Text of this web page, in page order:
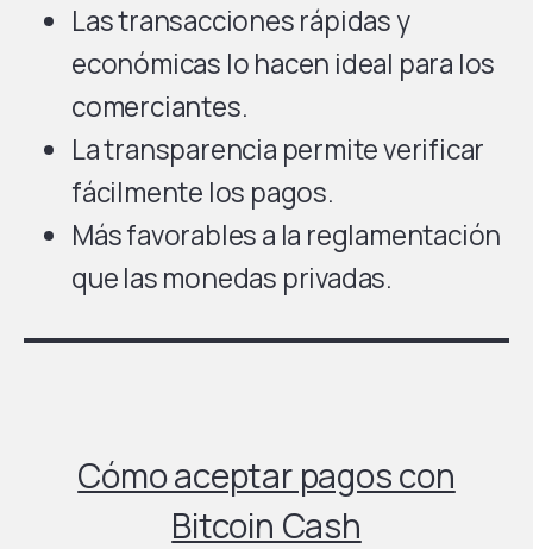
Las transacciones rápidas y
económicas lo hacen ideal para los
comerciantes.
La transparencia permite verificar
fácilmente los pagos.
Más favorables a la reglamentación
que las monedas privadas.
Cómo aceptar pagos con
Bitcoin Cash